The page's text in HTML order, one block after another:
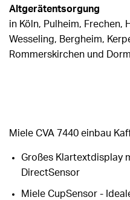
Altgerätentsorgung
in Köln, Pulheim, Frechen,
Wesseling, Bergheim,
Rommerskirchen und
Miele CVA 7440 einbau
Großes Klartextdisplay
DirectSensor
Miele CupSensor -